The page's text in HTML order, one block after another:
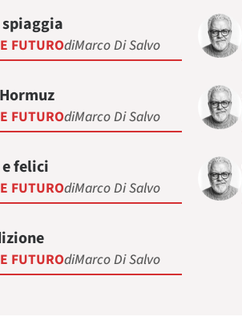
FUTUROdiMarco Di Salvo
FUTUROdiMarco Di Salvo
felici
FUTUROdiMarco Di Salvo
FUTUROdiMarco Di Salvo